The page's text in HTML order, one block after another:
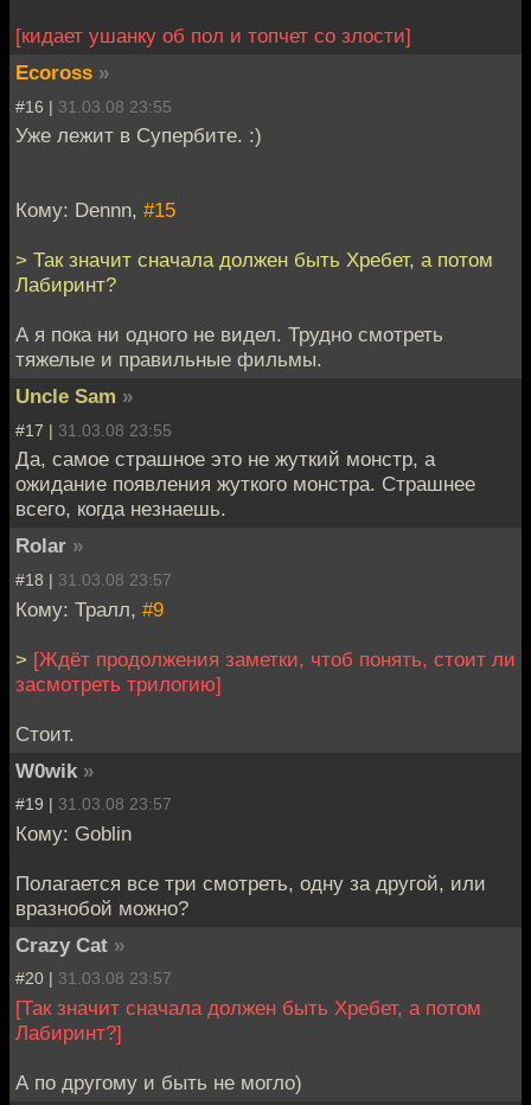
[кидает ушанку об пол и топчет со злости]
Ecoross »
#16 | 31.03.08 23:55
Уже лежит в Супербите. :)
Кому: Dennn, #15
> Так значит сначала должен быть Хребет, а потом
Лабиринт?
А я пока ни одного не видел. Трудно смотреть
тяжелые и правильные фильмы.
Uncle Sam »
#17 | 31.03.08 23:55
Да, самое страшное это не жуткий монстр, а
ожидание появления жуткого монстра. Страшнее
всего, когда незнаешь.
Rolar »
#18 | 31.03.08 23:57
Кому: Тралл, #9
> [Ждёт продолжения заметки, чтоб понять, стоит ли
засмотреть трилогию]
Стоит.
W0wik »
#19 | 31.03.08 23:57
Кому: Goblin
Полагается все три смотреть, одну за другой, или
вразнобой можно?
Crazy Cat »
#20 | 31.03.08 23:57
[Так значит сначала должен быть Хребет, а потом
Лабиринт?]
А по другому и быть не могло)